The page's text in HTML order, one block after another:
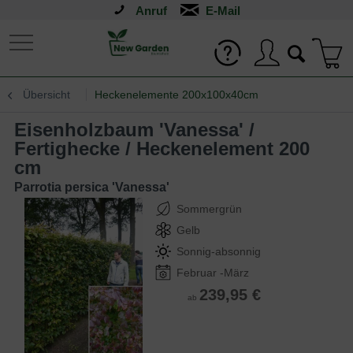
Anruf
Übersicht Heckenelemente 200x100x40cm
Eisenholzbaum 'Vanessa' /
Fertighecke / Heckenelement 200
cm
Parrotia persica 'Vanessa'
Sommergrün
Gelb
Sonnig-absonnig
Februar -März
ab 239,95 €